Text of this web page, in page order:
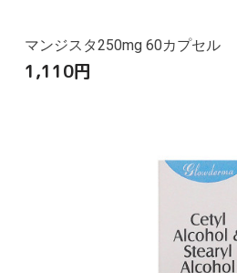
マンジスタ250mg 60カプセル
1,110円